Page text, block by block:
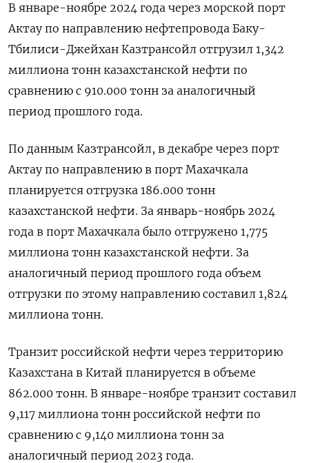
В январе-ноябре 2024 года через морской порт
Актау по направлению нефтепровода Баку-
Тбилиси-Джейхан Казтрансойл отгрузил 1,342
миллиона тонн казахстанской нефти по
сравнению с 910.000 тонн за аналогичный
период прошлого года.
По данным Казтрансойл, в декабре через порт
Актау по направлению в порт Махачкала
планируется отгрузка 186.000 тонн
казахстанской нефти. За январь-ноябрь 2024
года в порт Махачкала было отгружено 1,775
миллиона тонн казахстанской нефти. За
аналогичный период прошлого года объем
отгрузки по этому направлению составил 1,824
миллиона тонн.
Транзит российской нефти через территорию
Казахстана в Китай планируется в объеме
862.000 тонн. В январе-ноябре транзит составил
9,117 миллиона тонн российской нефти по
сравнению с 9,140 миллиона тонн за
аналогичный период 2023 года.